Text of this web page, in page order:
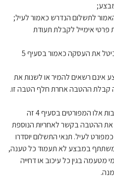
לתשלום הנדרש כאמור לעיל;
פרטי אימייל לקבלת תעודת
המשתתף לא החליף את המוצר או ביטל את העסקה כאמור בסעיף 5
רשאים להמיר או לשנות את
קבלת ההטבה אחרת חלף הטבה זו.
משתתף שעמד בתנאי תקנון זה, לרבות אלו המפורטים בסעיף 4 זה
ההטבה בקשר לאחריות הנוספת
לעיל. תנאי התשלום יוסדרו
במבצע לא תעמוד כל טענה,
מטעמה בגין כל עיכוב או דחייה